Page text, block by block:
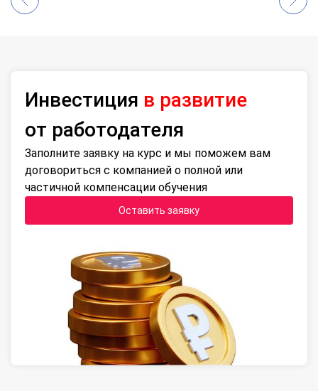
Инвестиция в развитие
от работодателя
Заполните заявку на курс и мы поможем вам
договориться с компанией о полной или
частичной компенсации обучения
Оставить заявку